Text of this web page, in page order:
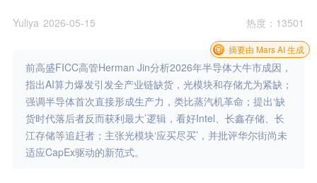
Yuliya 2026-05-15 热度 ： 13501
前高盛FICC高管Herman Jin分析2026年半导体大牛市成因，
指出AI算力爆发引发全产业链缺货，光模块和存储尤为紧缺；
强调半导体首次直接形成生产力，类比蒸汽机革命；提出‘缺
货时代落后者反而获利最大’逻辑，看好Intel、长鑫存储、长
江存储等追赶者；主张光模块‘应买尽买’，并批评华尔街尚未
适应CapEx驱动的新范式。
摘要由 Mars AI 生成